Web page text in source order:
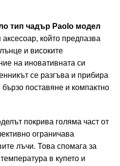
тип чадър Paolo модел
който предпазва
и високите
на иновативната си
се разгъва и прибира
бързо поставяне и компактно
покрива голяма част от
ограничава
лъчи. Това спомага за
в купето и